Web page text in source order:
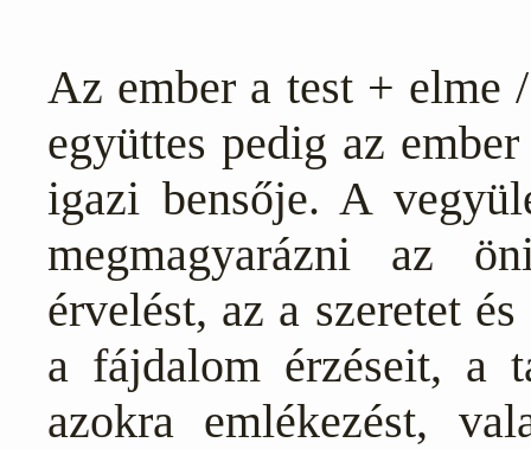
Az ember a test + elme
együttes pedig az
igazi bensője. A
megmagyarázni az
érvelést, az a szeretet
a fájdalom érzéseit, a
azokra emlékezést,